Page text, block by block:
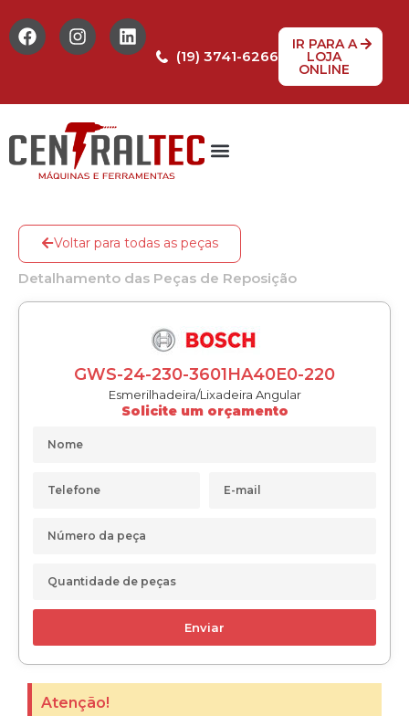
(19) 3741-6266
IR PARA A
LOJA
ONLINE
Voltar para todas as peças
Detalhamento das Peças de Reposição
GWS-24-230-3601HA40E0-220
Esmerilhadeira/Lixadeira Angular
Solicite um orçamento
Enviar
Atenção!